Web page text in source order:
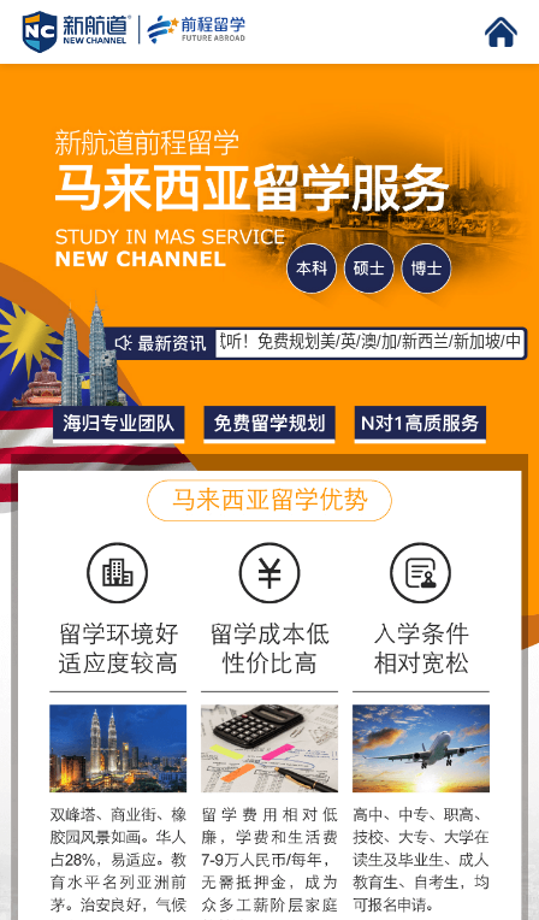
福、A-Level等课程免费预约试听！免费规划美/英/澳/加/新西兰/新加坡/中国